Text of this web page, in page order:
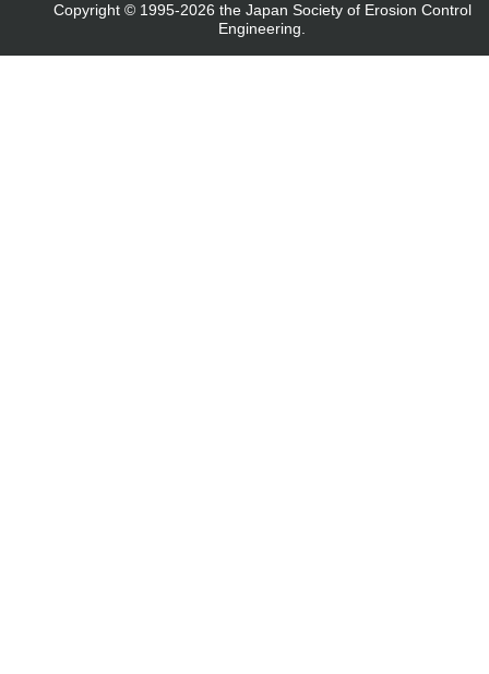
Copyright © 1995-2026 the Japan Society of Erosion Control
Engineering.